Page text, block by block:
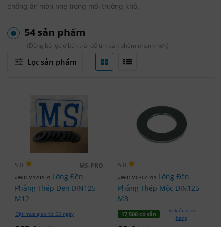
chống ăn mòn nhẹ trong môi trường khô.
54 sản phẩm
(Dùng bộ lọc ở bên trái để tìm sản phẩm nhanh hơn)
Lọc sản phẩm
5.0 MS-PRO
#W01M120AD1 Lông Đền
Phẳng Thép Đen DIN125
M12
Đặt mua giao từ 55 ngày
5.0
#W01M030AD11 Lông Đền
Phẳng Thép Mộc DIN125
M3
17,500 có sẵn
Dự kiến giao
hàng